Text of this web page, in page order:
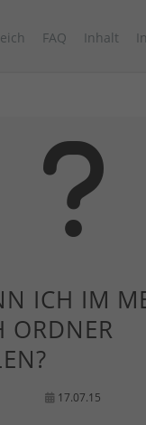
FAQ Inhalt
ICH IM
ORDNER
17.07.15